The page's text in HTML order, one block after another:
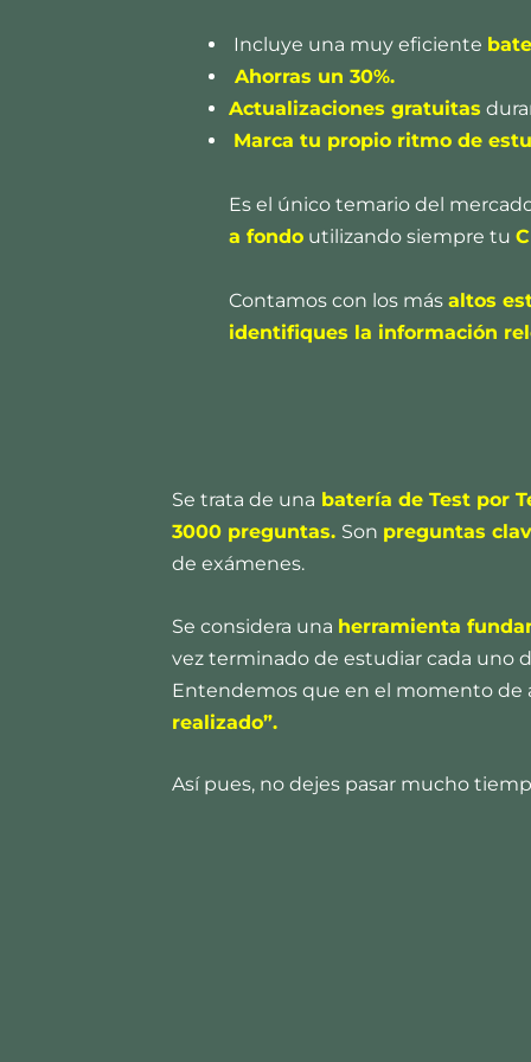
Incluye una muy eficiente
Ahorras un 30%.
Actualizaciones gratuitas
Marca tu propio ritmo de
Es el único temario del
a fondoutilizando siempre tu
Contamos con los más altos
identifiques la información
Se trata de una batería de Test por
3000 preguntas. Son preguntas
de exámenes.
Se considera una herramienta
vez terminado de estudiar cada uno
Entendemos que en el momento de
realizado”.
Así pues, no dejes pasar mucho